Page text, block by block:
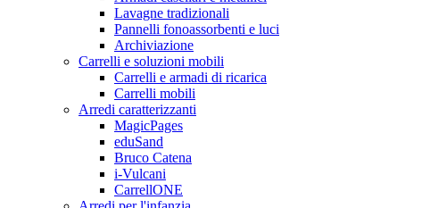
Lavagne tradizionali
Pannelli fonoassorbenti e luci
Archiviazione
Carrelli e soluzioni mobili
Carrelli e armadi di ricarica
Carrelli mobili
Arredi caratterizzanti
MagicPages
eduSand
Bruco Catena
i-Vulcani
CarrellONE